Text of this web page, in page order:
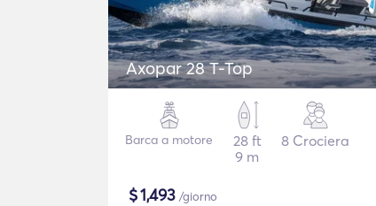
Axopar 28 T-Top
Barca a motore
28 ft
9 m
8 Crociera
$1,493 /giorno